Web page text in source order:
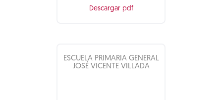
Descargar pdf
ESCUELA PRIMARIA GENERAL
JOSÉ VICENTE VILLADA